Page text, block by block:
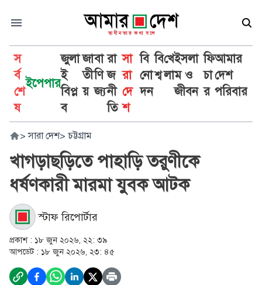
স
র্ব
শে
ষ
ইপেপার
জুলা
ই
বিপ্ল
ব
জা
তী
য়
বা
ণি
জ্য
রা
জ
নী
তি
সা
রা
দে
শ
বি
নো
দন
বি
শ্ব
খে
লা
ইসলা
ম ও
জীবন
ফি
চা
র
আমার
দেশ
পরিবার
> সারা দেশ> চট্টগ্রাম
খাগড়াছড়িতে পাহাড়ি তরুণীকে
ধর্ষণকারী মারমা যুবক আটক
স্টাফ রিপোর্টার
প্রকাশ : ১৮ জুন ২০২৬, ২২: ৩৯
আপডেট : ১৮ জুন ২০২৬, ২৩: ৪৫